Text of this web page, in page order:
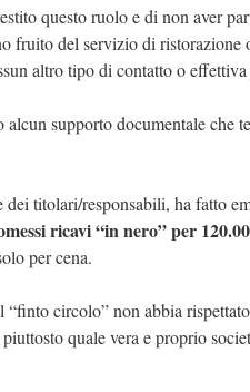
questo ruolo e di non aver
fruito del servizio di
altro tipo di contatto o
supporto documentale che
titolari/responsabili, ha fatto
ricavi “in nero” per
per cena.
circolo” non abbia
quale vera e proprio